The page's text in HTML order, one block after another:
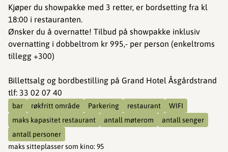
Kjøper du showpakke med 3 retter, er bordsetting fra kl
18:00 i restauranten.
Ønsker du å overnatte! Tilbud på showpakke inklusiv
overnatting i dobbeltrom kr 995,- per person (enkeltroms
tillegg +300)
Billettsalg og bordbestilling på Grand Hotel Åsgårdstrand
tlf: 33 02 07 40
bar røkfritt område Parkering restaurant
WIFI
maks kapasitet restaurant
antall møterom
antall senger
antall personer
maks sitteplasser som kino: 95